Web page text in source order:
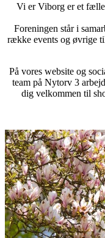
Vi er Viborg er et
Foreningen står i
række events og øvrige
På vores website og
team på Nytorv 3
dig velkommen til